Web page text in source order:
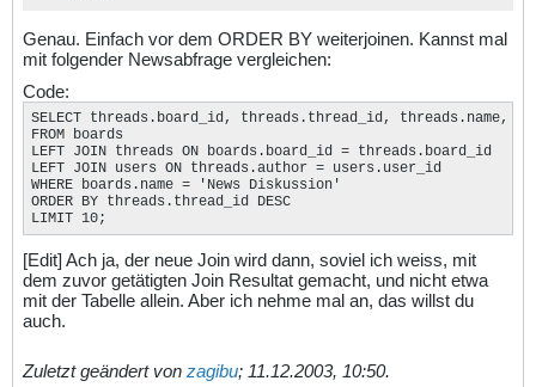
Genau. Einfach vor dem ORDER BY weiterjoinen. Kannst mal
mit folgender Newsabfrage vergleichen:
Code:
SELECT threads.board_id, threads.thread_id, threads.name,
FROM boards
LEFT JOIN threads ON boards.board_id = threads.board_id
LEFT JOIN users ON threads.author = users.user_id
WHERE boards.name = 'News Diskussion'
ORDER BY threads.thread_id DESC
LIMIT 10;
[Edit] Ach ja, der neue Join wird dann, soviel ich weiss, mit
dem zuvor getätigten Join Resultat gemacht, und nicht etwa
mit der Tabelle allein. Aber ich nehme mal an, das willst du
auch.
Zuletzt geändert von zagibu; 11.12.2003, 10:50.